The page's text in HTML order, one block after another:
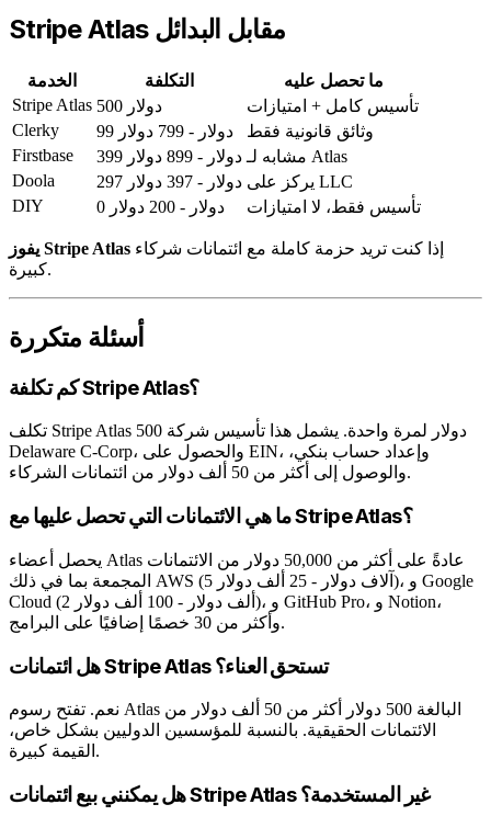
Stripe Atlas مقابل البدائل
الخدمة التكلفة
ما تحصل عليه
Stripe Atlas
500 دولار
تأسيس كامل + امتيازات
Clerky
99 دولار - 799 دولار
وثائق قانونية فقط
Firstbase
399 دولار - 899 دولار
مشابه لـ Atlas
Doola
297 دولار - 397 دولار
يركز على LLC
DIY
0 دولار - 200 دولار تأسيس فقط، لا امتيازات
يفوز Stripe Atlas
كبيرة.
أسئلة متكررة
كم تكلفة Stripe Atlas؟
تكلف Stripe Atlas 500 دولار لمرة واحدة. يشمل هذا تأسيس شركة
Delaware C-Corp، والحصول على EIN، وإعداد حساب بنكي،
والوصول إلى أكثر من 50 ألف دولار من ائتمانات الشركاء.
ما هي الائتمانات التي تحصل عليها مع Stripe Atlas؟
يحصل أعضاء Atlas عادةً على أكثر من 50,000 دولار من الائتمانات
المجمعة بما في ذلك AWS (5 آلاف دولار - 25 ألف دولار)، و Google
Cloud (2 ألف دولار - 100 ألف دولار)، و GitHub Pro، و Notion،
وأكثر من 30 خصمًا إضافيًا على البرامج.
هل ائتمانات Stripe Atlas تستحق العناء؟
نعم. تفتح رسوم Atlas البالغة 500 دولار أكثر من 50 ألف دولار من
الائتمانات الحقيقية. بالنسبة للمؤسسين الدوليين بشكل خاص،
القيمة كبيرة.
هل يمكنني بيع ائتمانات Stripe Atlas غير المستخدمة؟